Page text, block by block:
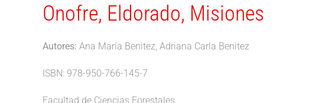
Onofre, Eldorado, Misiones
Autores: Ana María Benitez, Adriana Carla Benitez
ISBN: 978-950-766-145-7
Facultad de Ciencias Forestales